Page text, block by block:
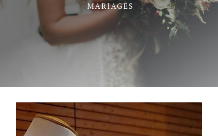
MARIAGES